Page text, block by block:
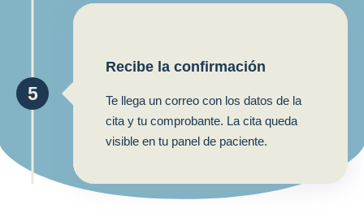
Recibe la confirmación
Te llega un correo con los datos de la
cita y tu comprobante. La cita queda
visible en tu panel de paciente.
5